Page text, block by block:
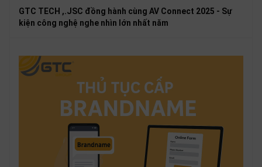
GTC TECH ,.JSC đồng hành cùng AV Connect 2025 - Sự
kiện công nghệ nghe nhìn lớn nhất năm